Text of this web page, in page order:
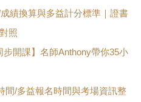
績換算與多益計分標準｜證書
照
開課】名師Anthony帶你35小
間/多益報名時間與考場資訊整